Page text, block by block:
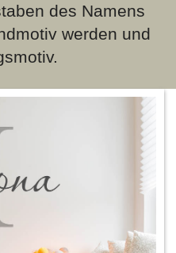
des Namens
werden und